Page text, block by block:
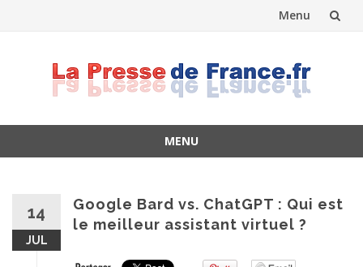
Menu
MENU
14
JUL
Google Bard vs. ChatGPT : Qui est
le meilleur assistant virtuel ?